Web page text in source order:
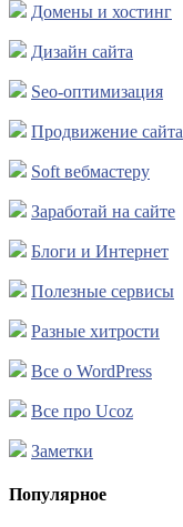
Домены и хостинг
Дизайн сайта
Seo-оптимизация
Продвижение сайта
Soft вебмастеру
Заработай на сайте
Блоги и Интернет
Полезные сервисы
Разные хитрости
Все о WordPress
Все про Ucoz
Заметки
Популярное